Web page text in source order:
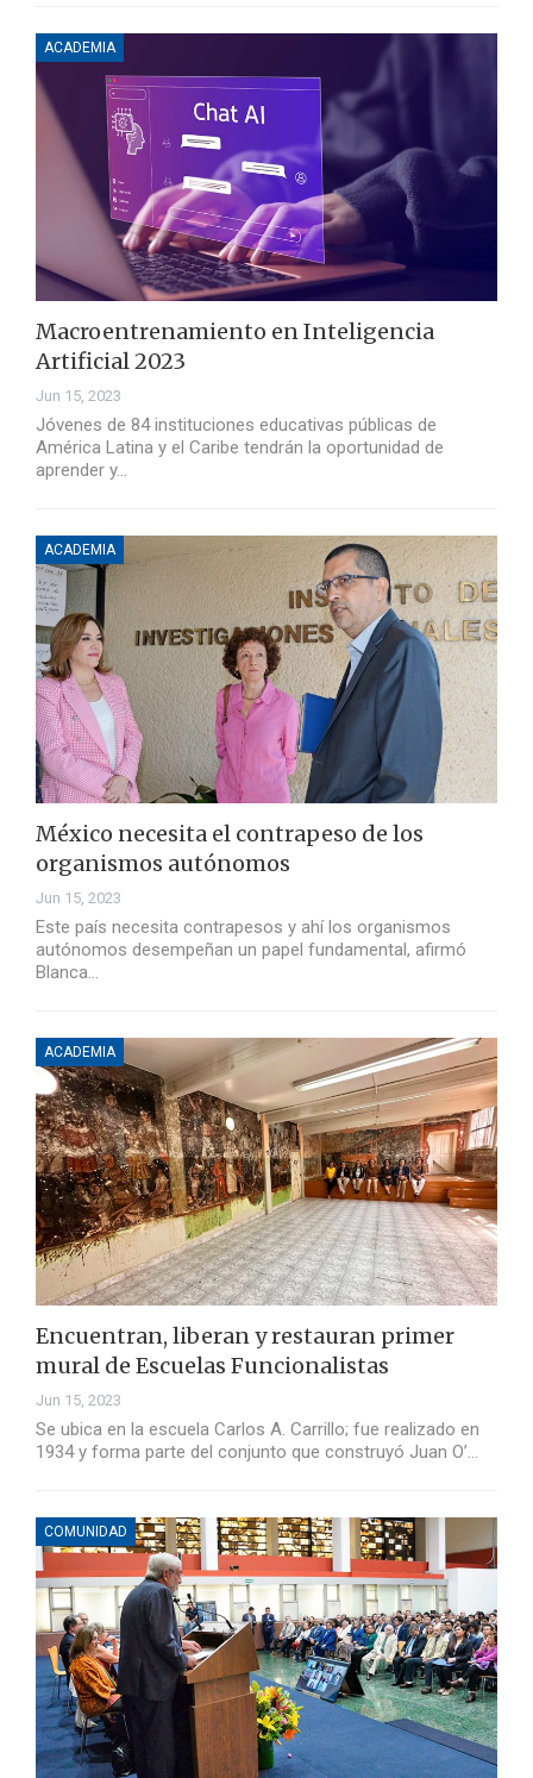
ACADEMIA
Macroentrenamiento en Inteligencia
Artificial 2023
Jun 15, 2023
Jóvenes de 84 instituciones educativas públicas de
América Latina y el Caribe tendrán la oportunidad de
aprender y…
ACADEMIA
México necesita el contrapeso de los
organismos autónomos
Jun 15, 2023
Este país necesita contrapesos y ahí los organismos
autónomos desempeñan un papel fundamental, afirmó
Blanca…
ACADEMIA
Encuentran, liberan y restauran primer
mural de Escuelas Funcionalistas
Jun 15, 2023
Se ubica en la escuela Carlos A. Carrillo; fue realizado en
1934 y forma parte del conjunto que construyó Juan O’…
COMUNIDAD